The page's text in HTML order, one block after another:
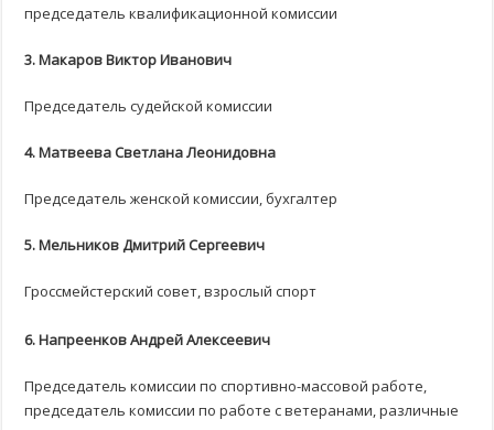
председатель квалификационной комиссии
3.Макаров Виктор Иванович
Председатель судейской комиссии
4. Матвеева Светлана Леонидовна
Председатель женской комиссии, бухгалтер
5.Мельников Дмитрий Сергеевич
Гроссмейстерский совет, взрослый спорт
6.Напреенков Андрей Алексеевич
Председатель комиссии по спортивно-массовой работе,
председатель комиссии по работе с ветеранами, различные